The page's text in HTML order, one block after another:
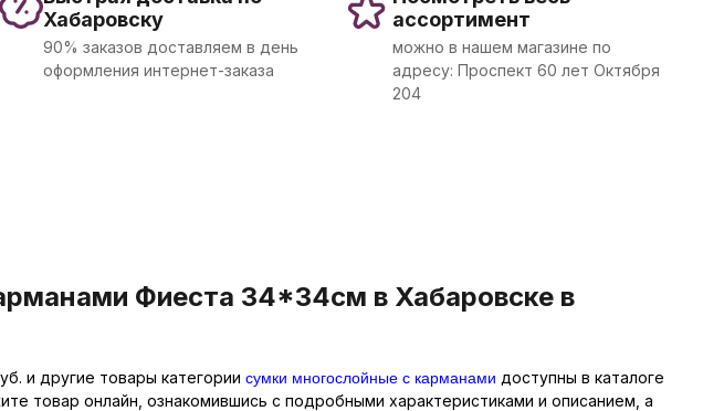
Хабаровску
90% заказов доставляем в день
оформления интернет-заказа
ассортимент
можно в нашем магазине по
адресу: Проспект 60 лет Октября
204
Фиеста 34*34см в Хабаровске в
и другие товары категории сумки многослойные с карманами доступны в каталоге
товар онлайн, ознакомившись с подробными характеристиками и описанием, а